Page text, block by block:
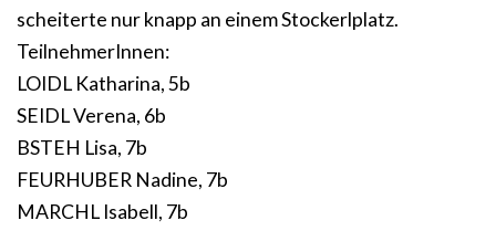
scheiterte nur knapp an einem Stockerlplatz.
TeilnehmerInnen:
LOIDL Katharina, 5b
SEIDL Verena, 6b
BSTEH Lisa, 7b
FEURHUBER Nadine, 7b
MARCHL Isabell, 7b